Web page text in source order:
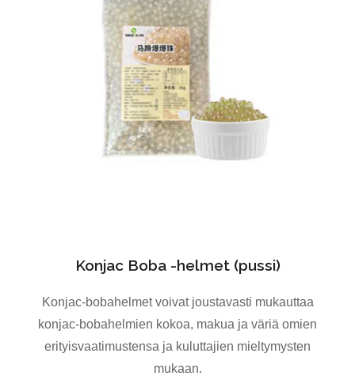
Konjac Boba -helmet (pussi)
Konjac-bobahelmet voivat joustavasti mukauttaa
konjac-bobahelmien kokoa, makua ja väriä omien
erityisvaatimustensa ja kuluttajien mieltymysten
mukaan.